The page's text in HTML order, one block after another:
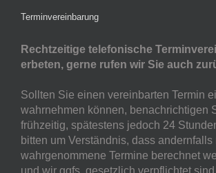
Terminvereinbarung
Rechtzeitige telefonische
erbeten, gerne rufen wir Sie auch
Sollten Sie einen vereinbarten Termin
wahrnehmen können, benachrichtigen
frühzeitig, spätestens jedoch 24
bitten um Verständnis, dass andernfalls
wahrgenommene Termine berechnet
und wir ggfs. gesetzlich verpflichtet